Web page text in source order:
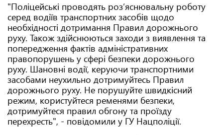
"Поліцейські проводять роз’яснювальну роботу
серед водіїв транспортних засобів щодо
необхідності дотримання Правил дорожнього
руху. Також здійснюються заходи з виявлення та
попередження фактів адміністративних
правопорушень у сфері безпеки дорожнього
руху. Шановні водії, керуючи транспортними
засобами неухильно дотримуйтесь Правил
дорожнього руху. Не порушуйте швидкісний
режим, користуйтеся ременями безпеки,
дотримуйтеся правил обгону та проїзду
перехресть", - повідомили у ГУ Нацполіції.